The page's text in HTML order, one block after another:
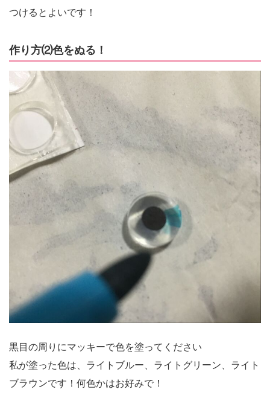
つけるとよいです！
作り方⑵色をぬる！
黒目の周りにマッキーで色を塗ってください
私が塗った色は、ライトブルー、ライトグリーン、ライト
ブラウンです！何色かはお好みで！